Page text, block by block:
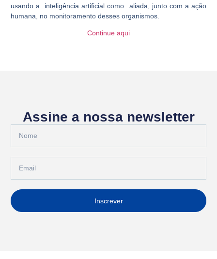
usando a inteligência artificial como aliada, junto com a ação
humana, no monitoramento desses organismos.
Continue aqui
Assine a nossa newsletter
Inscrever